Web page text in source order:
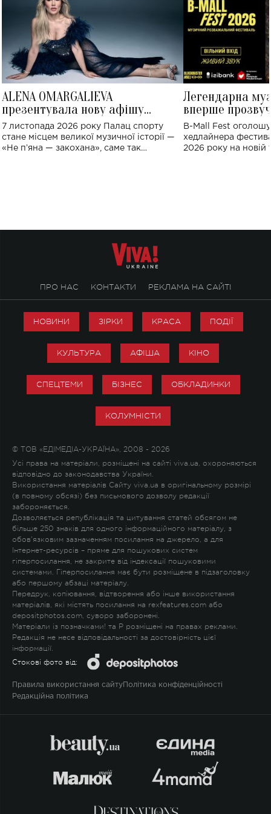
ALENA OMARGALIEVA
презентувала нову афішу
великого концерту в Палаці
спорту
7 листопада 2026 року Палац спорту
стане місцем великої музичної історії —
«Не пʼяна — закохана», саме так
Легендарна
вперше
Україні: де
B-Mall Fest
хедлайнера
2026 року на новій
ПРО НАС КОНТАКТИ РЕКЛАМА НА САЙТІ
НОВИНИ ЗІРКИ КРАСА ПОДІЇ
КУЛЬТУРА АФІША КІНО
СПЕЦТЕМИ БІЗНЕС ОБКЛАДИНКИ
КОЛУМНІСТИ
© ТОВ «ЕДІМЕДІА-УКРАЇНА», 2008 - 2026
Усі права на матеріали, розміщені на сайті viva.ua, охороняються
відповідно до законодавства України.
Використання матеріалів Сайту viva.ua в оригінальному розмірі
(в повному обсязі) без письмового дозволу редакції
забороняється.
Дозволяється републікація та цитування статей обсягом не
більше 250 знаків для одного інформаційного матеріалу, з
обов'язковим зазначенням посилання на джерело, а для
Інтернет-ресурсів – пряме для пошукових систем
гіперпосилання, не закрите від індексації пошуковими
системами. Гіперпосилання має бути розміщене в підзаголовку
або першому абзаці матеріалу.
Передрук, копіювання, відтворення або інше використання
матеріалів, які містять посилання на rexfeatures.com або
depositphotos.com, суворо заборонені.
Матеріали із позначками! та P розміщені на правах реклами.
Редакція не несе відповідальності за достовірність цієї
інформації.
Стокові фото від:
Правила використання сайту Політика конфіденційності
Редакційна політика